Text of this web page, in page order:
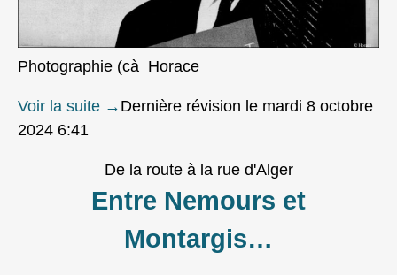
Photographie (cà Horace
Voir la suite → Dernière révision le mardi 8 octobre
2024 6:41
De la route à la rue d'Alger
Entre Nemours et
Montargis…